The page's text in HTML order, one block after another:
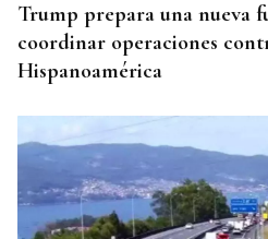
Trump prepara una nueva
coordinar operaciones
Hispanoamérica